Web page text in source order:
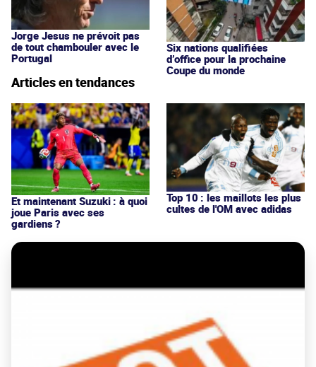
Jorge Jesus ne prévoit pas
de tout chambouler avec le
Portugal
Six nations qualifiées
d’office pour la prochaine
Coupe du monde
Articles en tendances
Et maintenant Suzuki : à quoi
joue Paris avec ses
gardiens ?
Top 10 : les maillots les plus
cultes de l'OM avec adidas